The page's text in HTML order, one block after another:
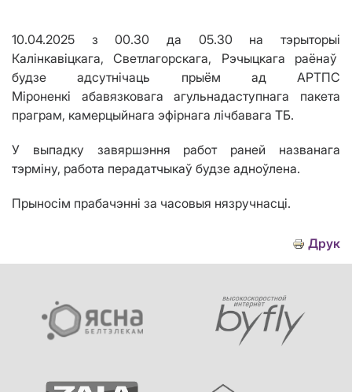
10.04.2025 з 00.30 да 05.30 на тэрыторыі
Калінкавіцкага, Светлагорскага, Рэчыцкага раёнаў
будзе адсутнічаць прыём ад АРТПС
Міроненкі абавязковага агульнадаступнага пакета
праграм, камерцыйнага эфірнага лічбавага ТБ.
У выпадку завяршэння работ раней названага
тэрміну, работа перадатчыкаў будзе адноўлена.
Прыносім прабачэнні за часовыя нязручнасці.
Друк